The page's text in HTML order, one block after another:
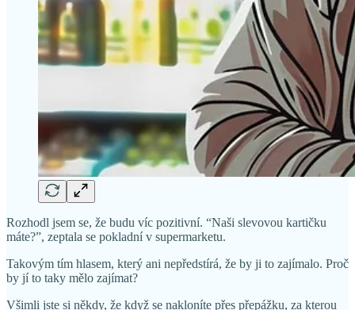
Rozhodl jsem se, že budu víc pozitivní. “Naši slevovou kartičku
máte?”, zeptala se pokladní v supermarketu.
Takovým tím hlasem, který ani nepředstírá, že by ji to zajímalo. Proč
by jí to taky mělo zajímat?
Všimli jste si někdy, že když se nakloníte přes přepážku, za kterou